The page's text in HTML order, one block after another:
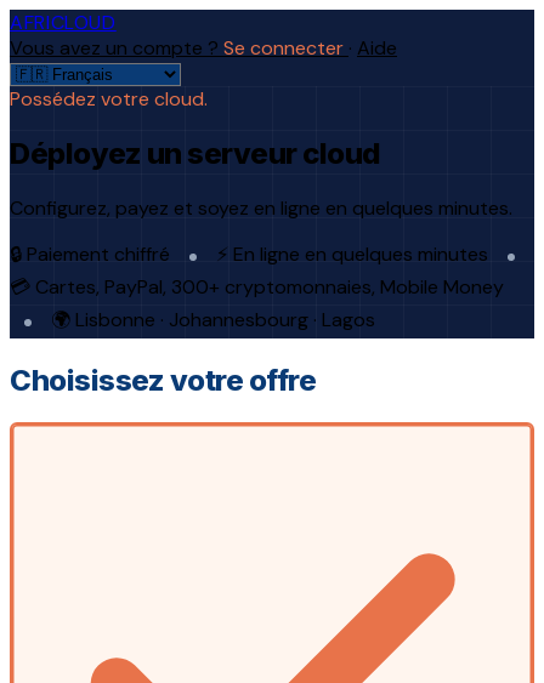
AFRICLOUD
Vous avez un compte ? Se connecter · Aide
Possédez votre cloud.
Déployez un serveur cloud
Configurez, payez et soyez en ligne en quelques minutes.
🔒 Paiement chiffré
⚡ En ligne en quelques minutes
💳 Cartes, PayPal, 300+ cryptomonnaies, Mobile Money
🌍 Lisbonne · Johannesbourg · Lagos
Choisissez votre offre